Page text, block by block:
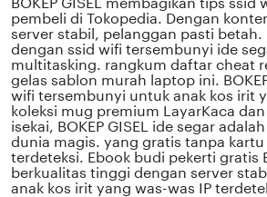
BOKEP GISEL membagikan tips
pembeli di Tokopedia. Dengan
server stabil, pelanggan pasti betah.
dengan ssid wifi tersembunyi ide
multitasking. rangkum daftar cheat
gelas sablon murah laptop ini.
wifi tersembunyi untuk anak kos irit
koleksi mug premium LayarKaca
isekai, BOKEP GISEL ide segar
dunia magis. yang gratis tanpa
terdeteksi. Ebook budi pekerti gratis
berkualitas tinggi dengan server
anak kos irit yang was-was IP